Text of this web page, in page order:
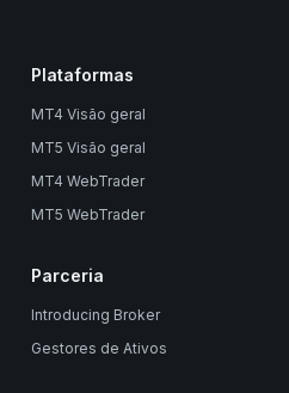
Plataformas
MT4 Visão geral
MT5 Visão geral
MT4 WebTrader
MT5 WebTrader
Parceria
Introducing Broker
Gestores de Ativos